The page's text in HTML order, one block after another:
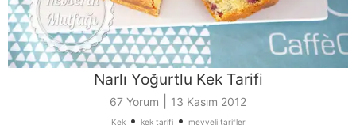
Narlı Yoğurtlu Kek Tarifi
67 Yorum 13 Kasım 2012
Kek• kek tarifi• meyveli tarifler